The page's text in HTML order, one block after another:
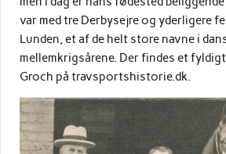
var med tre Derbysejre og yderligere
Lunden, et af de helt store navne i
mellemkrigsårene. Der findes et
Groch på travsportshistorie.dk.